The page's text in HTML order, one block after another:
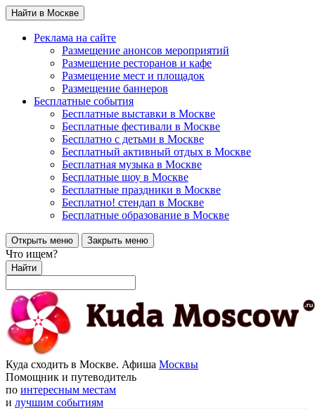
Найти в Москве
Реклама на сайте
Размещение анонсов мероприятий
Размещение ресторанов и кафе
Размещение мест и площадок
Размещение баннеров
Бесплатные события
Бесплатные выставки в Москве
Бесплатные фестивали в Москве
Бесплатно с детьми в Москве
Бесплатный активный отдых в Москве
Бесплатная музыка в Москве
Бесплатные шоу в Москве
Бесплатные праздники в Москве
Бесплатно! стендап в Москве
Бесплатные образование в Москве
Открыть меню Закрыть меню
Что ищем?
Найти
Куда сходить в Москве. Афиша Москвы
Помощник и путеводитель
по интересным местам
и лучшим событиям